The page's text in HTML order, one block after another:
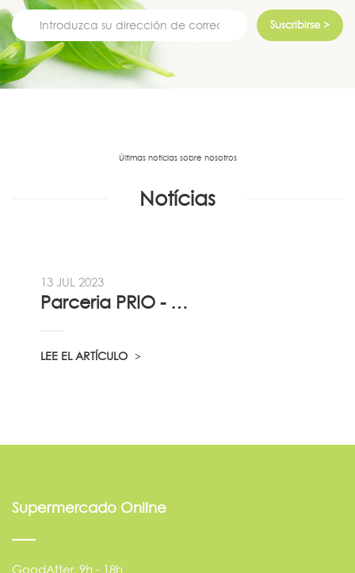
Suscribirse >
Últimas noticias sobre nosotros
Notícias
13 JUL 2023
Parceria PRIO - Viadireta - Goodafter...
LEE EL ARTÍCULO
Supermercado Online
GoodAfter, 9h - 18h